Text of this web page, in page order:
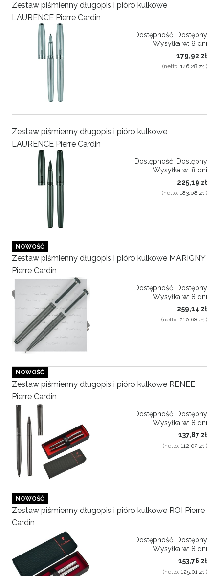
Zestaw piśmienny długopis i pióro kulkowe
LAURENCE Pierre Cardin
Dostępność: Dostępny
Wysyłka w: 8 dni
179,92 zł
(netto: 146,28 zł )
Zestaw piśmienny długopis i pióro kulkowe
LAURENCE Pierre Cardin
Dostępność: Dostępny
Wysyłka w: 8 dni
225,19 zł
(netto: 183,08 zł )
Zestaw piśmienny długopis i pióro kulkowe MARIGNY
Pierre Cardin
Dostępność: Dostępny
Wysyłka w: 8 dni
259,14 zł
(netto: 210,68 zł )
NOWOŚĆ
Zestaw piśmienny długopis i pióro kulkowe RENEE
Pierre Cardin
Dostępność: Dostępny
Wysyłka w: 8 dni
137,87 zł
(netto: 112,09 zł )
NOWOŚĆ
Zestaw piśmienny długopis i pióro kulkowe ROI Pierre
Cardin
Dostępność: Dostępny
Wysyłka w: 8 dni
153,76 zł
(netto: 125,01 zł )
NOWOŚĆ